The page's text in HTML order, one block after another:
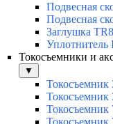
Подвесная
Подвесная
Заглушка
Уплотнитель
Токосъемники и
▼
Токосъемник